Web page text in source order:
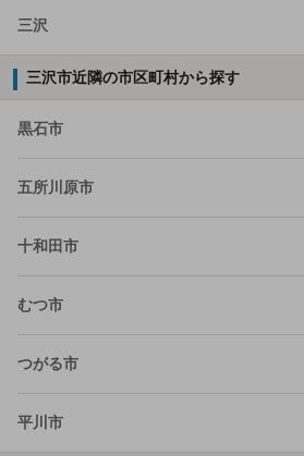
三沢
三沢市近隣の市区町村から探す
黒石市
五所川原市
十和田市
むつ市
つがる市
平川市